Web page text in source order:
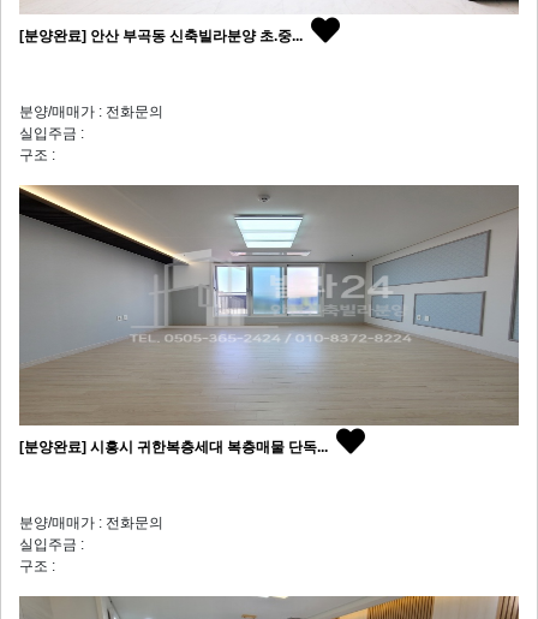
[분양완료] 안산 부곡동 신축빌라분양 초.중...
분양/매매가 : 전화문의
실입주금 :
구조 :
[분양완료] 시흥시 귀한복층세대 복층매물 단독...
분양/매매가 : 전화문의
실입주금 :
구조 :